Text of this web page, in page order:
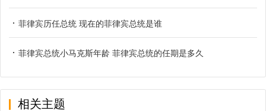
菲律宾历任总统 现在的菲律宾总统是谁
菲律宾总统小马克斯年龄 菲律宾总统的任期是多久
相关主题